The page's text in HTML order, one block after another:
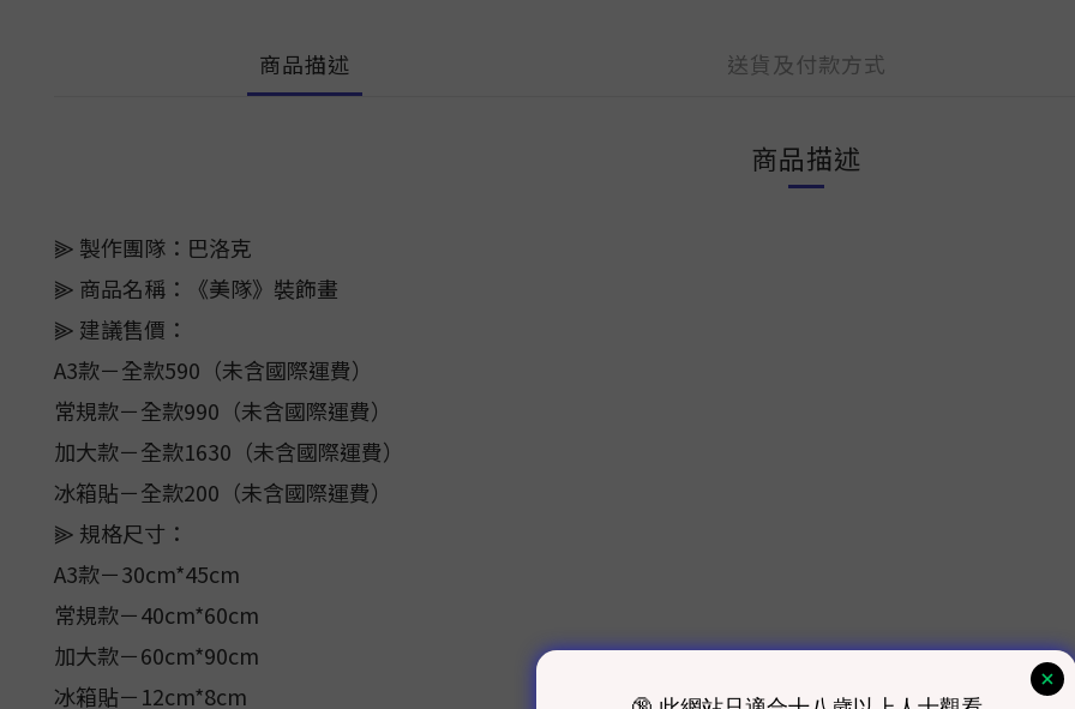
商品描述 送貨及付款方式
商品描述
⫸ 製作團隊：巴洛克
⫸ 商品名稱：《美隊》裝飾畫
⫸ 建議售價：
A3款－全款590（未含國際運費）
常規款－全款990（未含國際運費）
加大款－全款1630（未含國際運費）
冰箱貼－全款200（未含國際運費）
⫸ 規格尺寸：
A3款－30cm*45cm
常規款－40cm*60cm
加大款－60cm*90cm
冰箱貼－12cm*8cm